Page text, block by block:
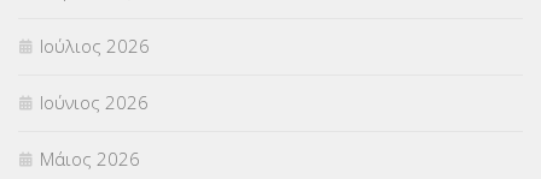
ΠΑΝΕΛΛΑΔΙΚΕΣ ΕΞΕΤΑΣΕΙΣ
ΠΡΟΚΗΡΥΞΕΙΣ
ΣΕΜΙΝΑΡΙΑ – ΗΜΕΡΙΔΕΣ
Ιούλιος 2026
Ιούνιος 2026
Μάιος 2026